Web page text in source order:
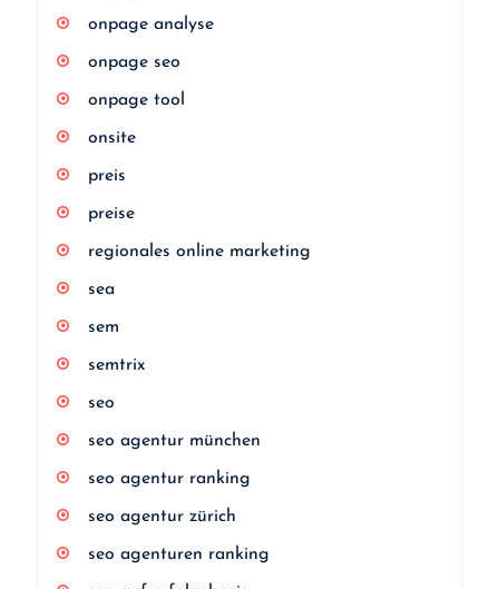
onpage analyse
onpage seo
onpage tool
onsite
preis
preise
regionales online marketing
sea
sem
semtrix
seo
seo agentur münchen
seo agentur ranking
seo agentur zürich
seo agenturen ranking